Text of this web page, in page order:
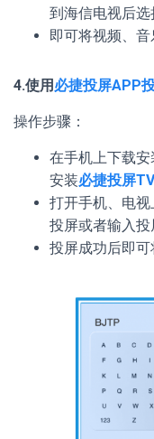
到海信电视后选
即可将视频、音
4.使用 必捷投屏APP
操作步骤：
在手机上下载安
安装必捷投屏
打开手机、电视
投屏或者输入投
投屏成功后即可